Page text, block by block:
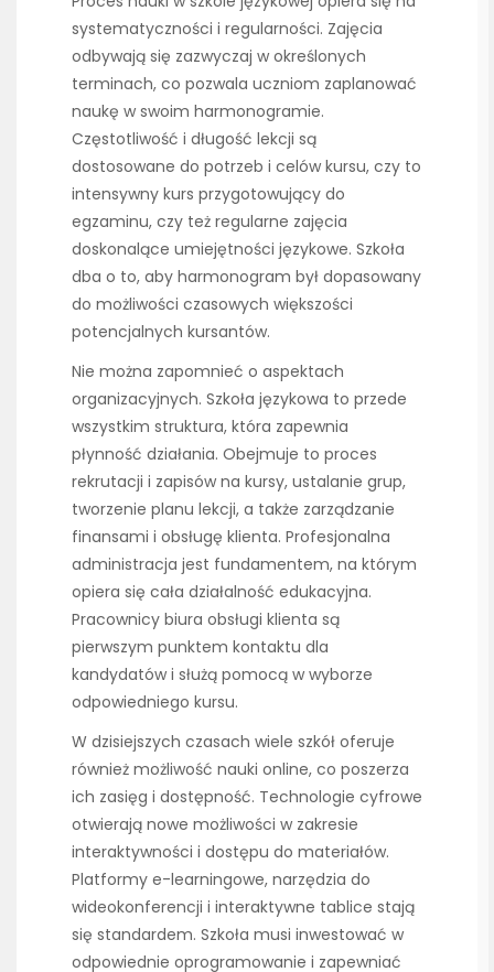
systematyczności i regularności. Zajęcia
odbywają się zazwyczaj w określonych
terminach, co pozwala uczniom zaplanować
naukę w swoim harmonogramie.
Częstotliwość i długość lekcji są
dostosowane do potrzeb i celów kursu, czy to
intensywny kurs przygotowujący do
egzaminu, czy też regularne zajęcia
doskonalące umiejętności językowe. Szkoła
dba o to, aby harmonogram był dopasowany
do możliwości czasowych większości
potencjalnych kursantów.
Nie można zapomnieć o aspektach
organizacyjnych. Szkoła językowa to przede
wszystkim struktura, która zapewnia
płynność działania. Obejmuje to proces
rekrutacji i zapisów na kursy, ustalanie grup,
tworzenie planu lekcji, a także zarządzanie
finansami i obsługę klienta. Profesjonalna
administracja jest fundamentem, na którym
opiera się cała działalność edukacyjna.
Pracownicy biura obsługi klienta są
pierwszym punktem kontaktu dla
kandydatów i służą pomocą w wyborze
odpowiedniego kursu.
W dzisiejszych czasach wiele szkół oferuje
również możliwość nauki online, co poszerza
ich zasięg i dostępność. Technologie cyfrowe
otwierają nowe możliwości w zakresie
interaktywności i dostępu do materiałów.
Platformy e-learningowe, narzędzia do
wideokonferencji i interaktywne tablice stają
się standardem. Szkoła musi inwestować w
odpowiednie oprogramowanie i zapewniać